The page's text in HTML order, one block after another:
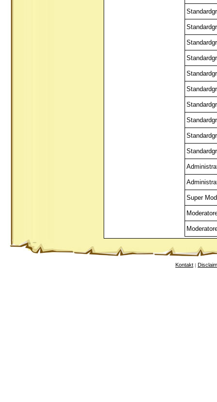
Super
Kontakt |